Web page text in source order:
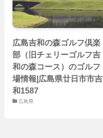
広島吉和の森ゴルフ倶楽
部（旧チェリーゴルフ吉
和の森コース）のゴルフ
場情報|広島県廿日市市吉
和1587
広島県